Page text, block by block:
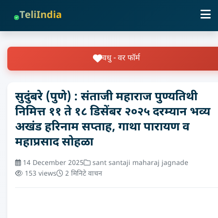
TeliIndia
वधु - वर फॉर्म
सुदुंबरे (पुणे) : संताजी महाराज पुण्यतिथी
निमित्त ११ ते १८ डिसेंबर २०२५ दरम्यान भव्य
अखंड हरिनाम सप्ताह, गाथा पारायण व
महाप्रसाद सोहळा
14 December 2025
sant santaji maharaj jagnade
153 views
2 मिनिटे वाचन